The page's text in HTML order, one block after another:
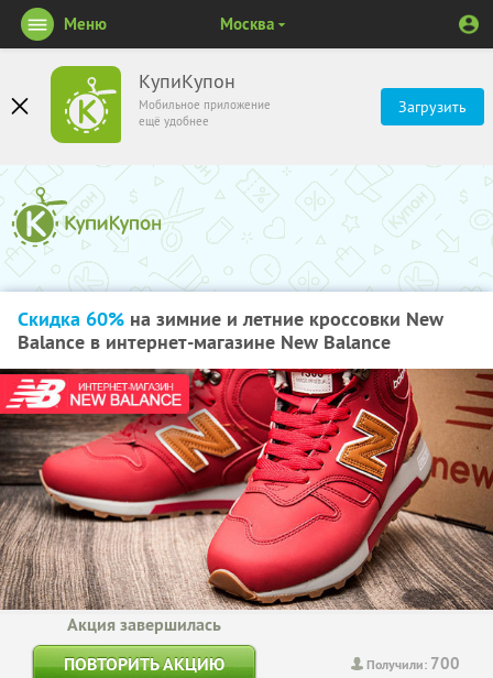
КупиКупон
Мобильное приложение
ещё удобнее
Загрузить
Меню Москва
Скидка 60% на зимние и летние кроссовки New
Balance в интернет-магазине New Balance
Получили: 700
Акция завершилась
ПОВТОРИТЬ АКЦИЮ